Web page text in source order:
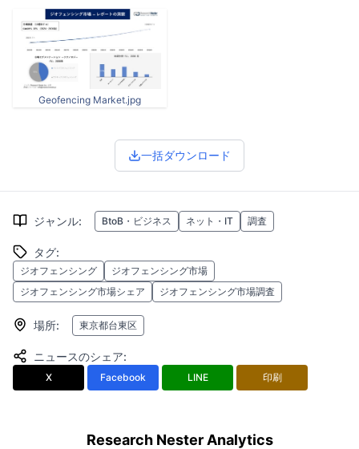
Geofencing Market.jpg
一括ダウンロード
ジャンル: BtoB・ビジネス ネット・IT 調査
タグ:
ジオフェンシング
ジオフェンシング市場
ジオフェンシング市場シェア
ジオフェンシング市場調査
場所: 東京都台東区
ニュースのシェア:
X Facebook LINE 印刷
Research Nester Analytics